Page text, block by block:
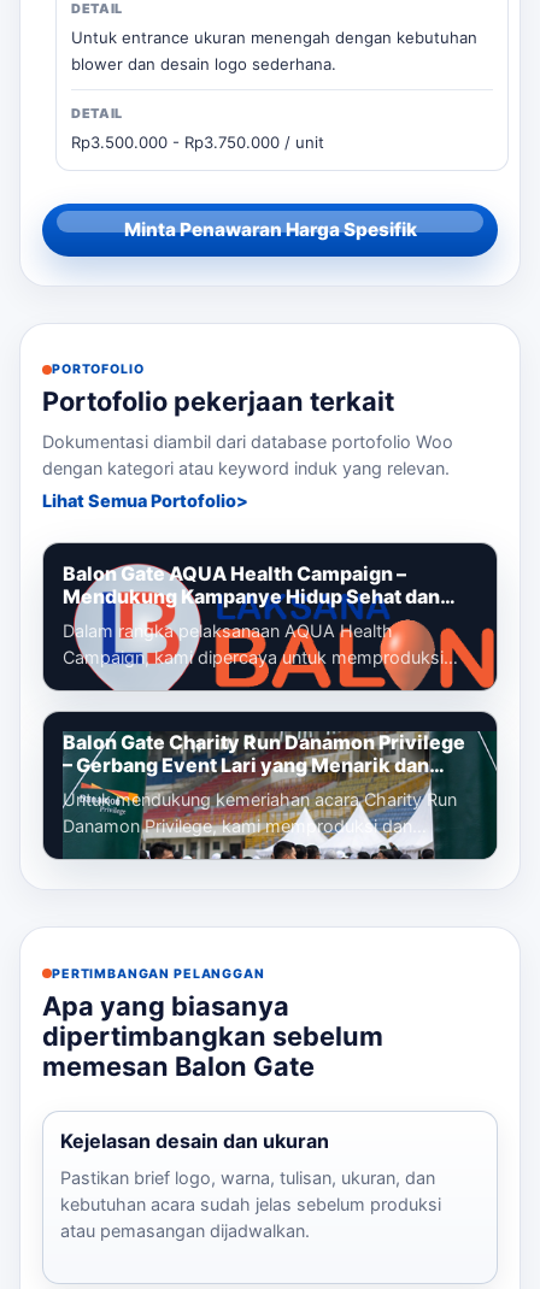
Untuk entrance ukuran menengah dengan kebutuhan
blower dan desain logo sederhana.
Rp3.500.000 - Rp3.750.000 / unit
Minta Penawaran Harga Spesifik
PORTOFOLIO
Portofolio pekerjaan terkait
Dokumentasi diambil dari database portofolio Woo
dengan kategori atau keyword induk yang relevan.
Lihat Semua Portofolio
Balon Gate AQUA Health Campaign –
Mendukung Kampanye Hidup Sehat dan
Gaya Hidup Aktif
Dalam rangka pelaksanaan AQUA Health
Campaign, kami dipercaya untuk memproduksi
dan memasang balon gate custom yang menjadi
identi...
Balon Gate Charity Run Danamon Privilege
– Gerbang Event Lari yang Menarik dan
Profesional
Untuk mendukung kemeriahan acara Charity Run
Danamon Privilege, kami memproduksi dan
memasang balon gate custom sebagai gerbang
PERTIMBANGAN PELANGGAN
Apa yang biasanya
dipertimbangkan sebelum
memesan Balon Gate
Kejelasan desain dan ukuran
Pastikan brief logo, warna, tulisan, ukuran, dan
kebutuhan acara sudah jelas sebelum produksi
atau pemasangan dijadwalkan.